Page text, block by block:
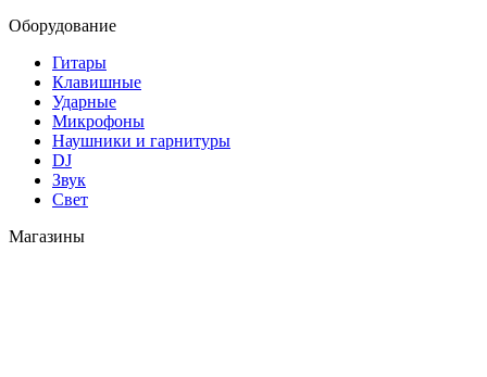
Оборудование
Гитары
Клавишные
Ударные
Микрофоны
Наушники и гарнитуры
DJ
Звук
Свет
Магазины